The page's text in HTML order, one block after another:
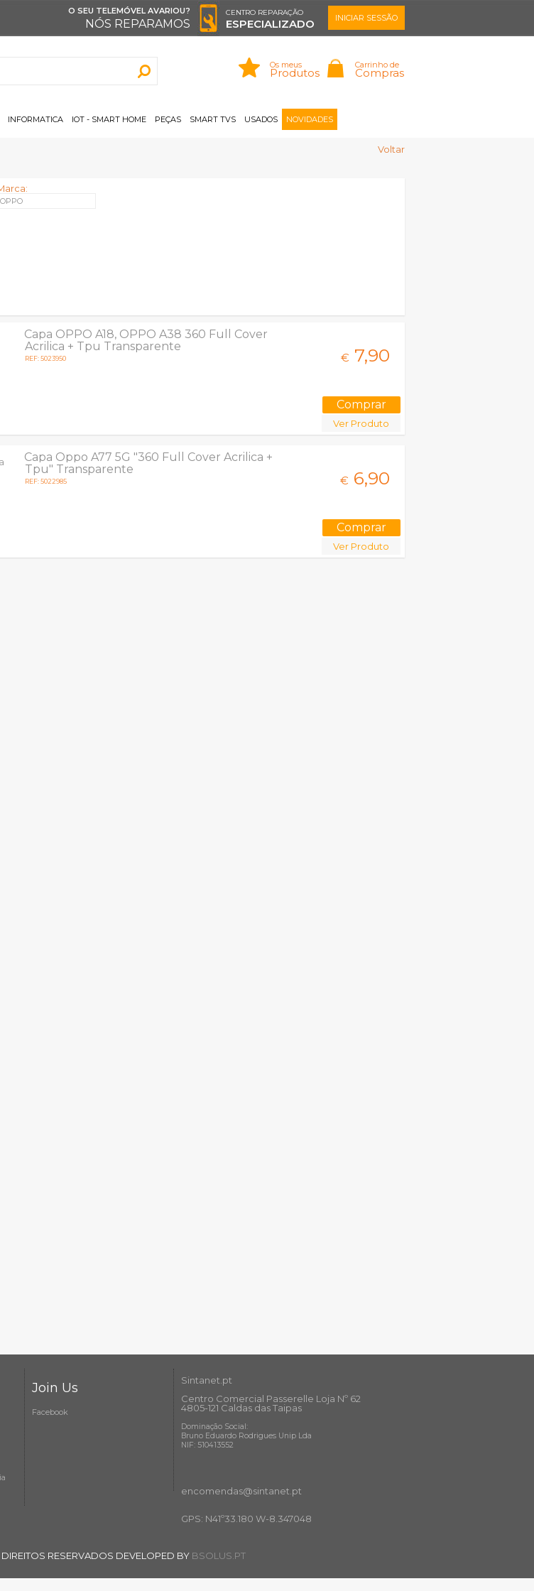
CENTRO REPARAÇÃO
ESPECIALIZADO
O SEU TELEMÓVEL AVARIOU?
NÓS REPARAMOS
Carrinho de
Compras
Os meus
Produtos
INICIAR SESSÃO
Memorizar
Registar |
INFORMATICA IOT - SMART HOME PEÇAS SMART TVS USADOS NOVIDADES
Voltar
OPPO
Capa OPPO A18, OPPO A38 360 Full Cover
Acrilica + Tpu Transparente
REF: 5023950 € 7,90
Ver Produto
Capa Oppo A77 5G "360 Full Cover Acrilica +
Tpu" Transparente
REF: 5022985 € 6,90
Ver Produto
Join Us
Facebook
Sintanet.pt
Centro Comercial Passerelle Loja Nº 62
4805-121 Caldas das Taipas
Dominação Social:
Bruno Eduardo Rodrigues Unip Lda
NIF: 510413552
encomendas@sintanet .pt
GPS: N41º33.180 W-8.347048
RESERVADOS DEVELOPED BY BSOLUS.PT